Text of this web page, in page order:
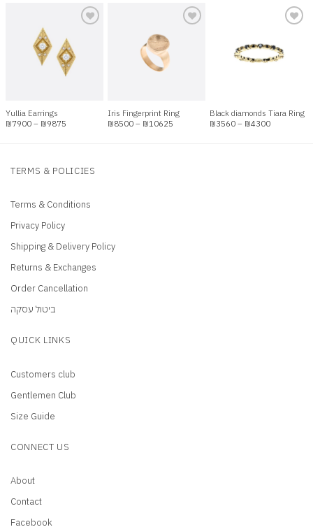
through
₪8375
through
₪6500
through
₪11640
Add to
wishlist
Yullia Earrings
₪7900 – ₪9875
Iris Fingerprint Ring
₪8500 – ₪10625Price
Add to
Black diamonds Tiara Ring
₪3560 – ₪4300Price
TERMS & POLICIES
Terms & Conditions
Privacy Policy
Shipping & Delivery Policy
Returns & Exchanges
Order Cancellation
ביטול עסקה
QUICK LINKS
Customers club
Gentlemen Club
Size Guide
CONNECT US
About
Contact
Facebook